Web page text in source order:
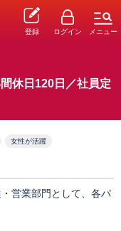
登録 ログイン メニュー
休日120日／社員定
女性が活躍
営業部門として、各パ